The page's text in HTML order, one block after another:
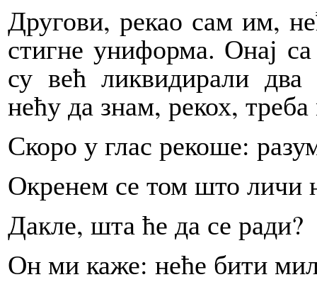
Другови, рекао сам им,
стигне униформа. Онај
су већ ликвидирали
нећу да знам, рекох,
Скоро у глас рекоше:
Окренем се том што личи
Дакле, шта ће да се ради?
Он ми каже: неће бити